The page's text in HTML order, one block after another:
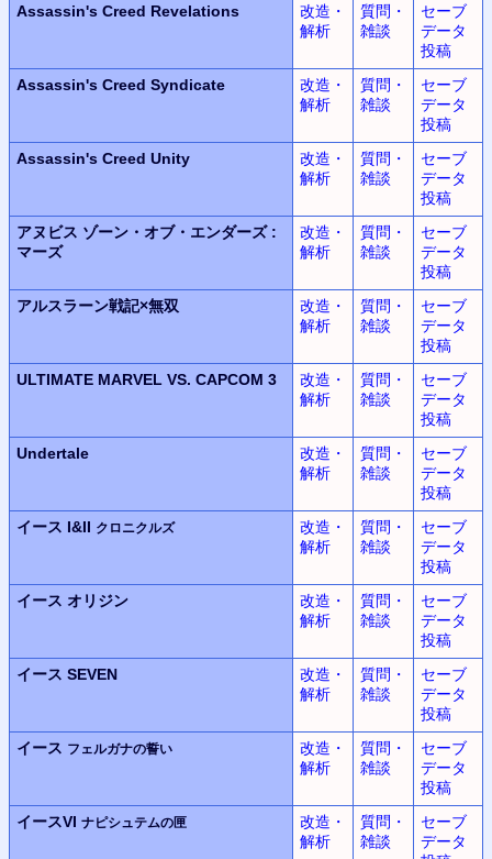
Assassin's Creed Revelations
改造・
解析
質問・
雑談
セーブ
データ
投稿
Assassin's Creed Syndicate
改造・
解析
質問・
雑談
セーブ
データ
投稿
Assassin's Creed Unity
改造・
解析
質問・
雑談
セーブ
データ
投稿
アヌビス ゾーン・オブ・エンダーズ:
マーズ
改造・
解析
質問・
雑談
セーブ
データ
投稿
アルスラーン戦記×無双
改造・
解析
質問・
雑談
セーブ
データ
投稿
ULTIMATE MARVEL VS. CAPCOM 3
改造・
解析
質問・
雑談
セーブ
データ
投稿
Undertale
改造・
解析
質問・
雑談
セーブ
データ
投稿
イース I&II クロニクルズ
改造・
解析
質問・
雑談
セーブ
データ
投稿
イース オリジン
改造・
解析
質問・
雑談
セーブ
データ
投稿
イース SEVEN
改造・
解析
質問・
雑談
セーブ
データ
投稿
イース フェルガナの誓い
改造・
解析
質問・
雑談
セーブ
データ
投稿
イースVI ナピシュテムの匣
改造・
解析
質問・
雑談
セーブ
データ